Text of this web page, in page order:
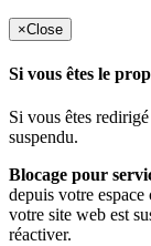
×Close
Si vous êtes le
Si vous êtes
suspendu.
Blocage pour
depuis votre
votre site web est
réactiver.